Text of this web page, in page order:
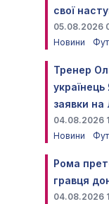
свої
05.08.2026
Новини
Тренер
заявки на
04.08.2026
Новини
Рома
гравця
04.08.2026